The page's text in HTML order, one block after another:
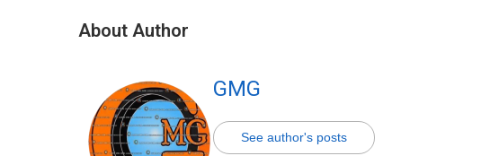
About Author
GMG
See author's posts